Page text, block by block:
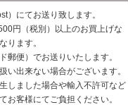
）にてお送り致します。
円（税別）以上のお買上げな
ります。
郵便）でお送りいたします。
い出来ない場合がございます。
しました場合や輸入不許可など
お客様にてご負担ください。